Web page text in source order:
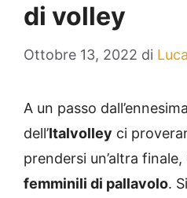
di volley
Ottobre 13, 2022 di
A un passo
dell’Italvolley ci
prendersi un’altra finale,
femminili di pallavolo.